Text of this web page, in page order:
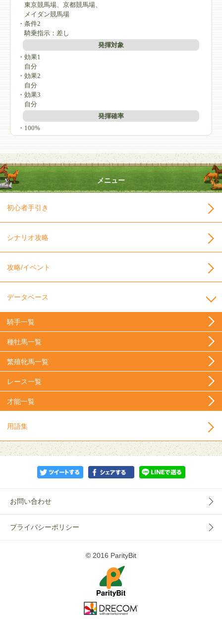
東京競馬場、京都競馬場、
メイダン競馬場
・条件2
騎乗指示：差し
発揮対象
・効果1
自分
・効果2
自分
・効果3
自分
発揮確率
・100%
メニュー
初心者手引き
シナリオ攻略
攻略/イベント
データベース
騎手一覧
種牡馬一覧
繁殖牝馬一覧
レース一覧
才能一覧
用語集
お問い合わせ
プライバシーポリシー
© 2016 ParityBit